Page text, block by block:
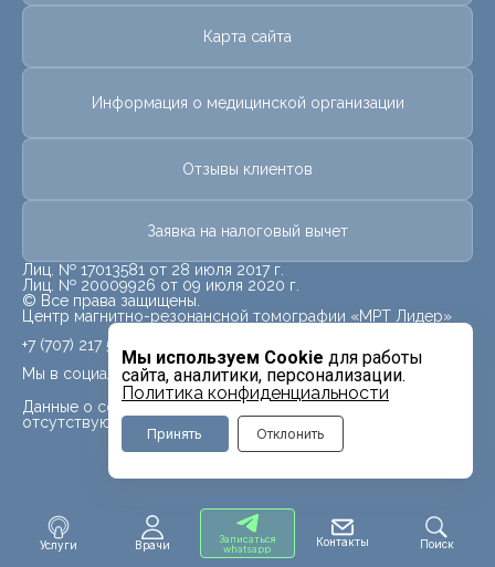
Услуги Врачи
Записаться
whatsapp
Контакты Поиск
Мы используем Cookie для работы
сайта, аналитики, персонализации.
Политика конфиденциальности
Принять Отклонить
Карта сайта
Информация о медицинской организации
Отзывы клиентов
Заявка на налоговый вычет
Лиц. № 17013581 от 28 июля 2017 г.
Лиц. № 20009926 от 09 июля 2020 г.
© Все права защищены.
Центр магнитно-резонансной томографии «МРТ Лидер»
Мы в социальных сетях
Данные о социальных сетях для данного филиала
отсутствуют
+7 (707) 217 5840